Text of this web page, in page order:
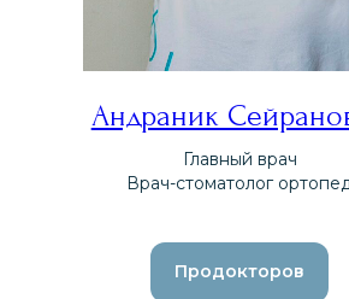
Андраник
Главный врач
Врач-стоматолог
Продокторов